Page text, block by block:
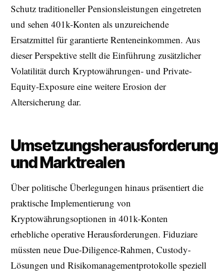
Schutz traditioneller Pensionsleistungen eingetreten
und sehen 401k-Konten als unzureichende
Ersatzmittel für garantierte Renteneinkommen. Aus
dieser Perspektive stellt die Einführung zusätzlicher
Volatilität durch Kryptowährungen- und Private-
Equity-Exposure eine weitere Erosion der
Altersicherung dar.
und Marktrealen
Über politische Überlegungen hinaus präsentiert die
praktische Implementierung von
Kryptowährungsoptionen in 401k-Konten
erhebliche operative Herausforderungen. Fiduziare
müssten neue Due-Diligence-Rahmen, Custody-
Lösungen und Risikomanagementprotokolle speziell